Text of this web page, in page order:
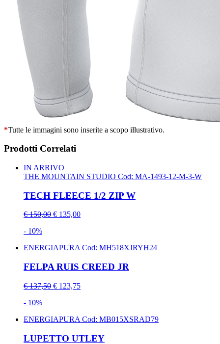
*Tutte le immagini sono inserite a scopo illustrativo.
Prodotti Correlati
IN ARRIVO
THE MOUNTAIN STUDIO Cod: MA-1493-12-M-3-W
TECH FLEECE 1/2 ZIP W
€ 150,00 € 135,00
- 10%
ENERGIAPURACod: MH518XJRYH24
FELPA RUIS CREED JR
€ 137,50 € 123,75
- 10%
ENERGIAPURA Cod: MB015XSRAD79
LUPETTO UTLEY